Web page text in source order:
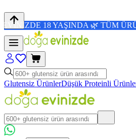
🌿 TÜM ÜRÜNLER
Glutensiz ÜrünlerDüşük Proteinli